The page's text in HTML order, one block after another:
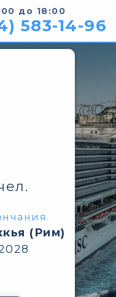
до 18:00
583-14-96
(Рим)